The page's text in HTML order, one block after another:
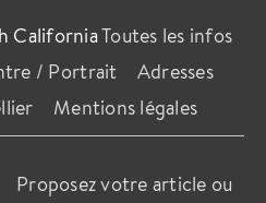
CaliforniaToutes les infos
/ Portrait
Adresses
Mentions légales
Proposez votre article ou